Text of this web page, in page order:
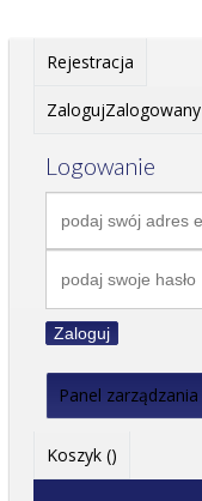
Rejestracja
ZalogujZalogowany
Logowanie
Zaloguj
Panel zarządzania
Koszyk ()